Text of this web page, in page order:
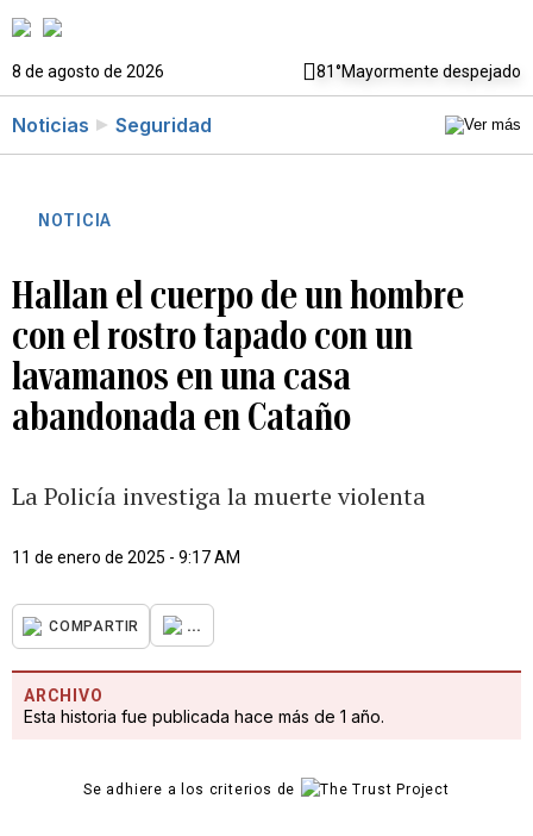
8 de agosto de 2026 81°Mayormente despejado
Noticias Seguridad
NOTICIA
Hallan el cuerpo de un hombre
con el rostro tapado con un
lavamanos en una casa
abandonada en Cataño
La Policía investiga la muerte violenta
11 de enero de 2025 - 9:17 AM
COMPARTIR ...
ARCHIVO
Esta historia fue publicada hace más de 1 año.
Se adhiere a los criterios de